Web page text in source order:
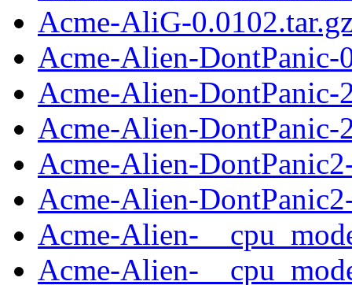
Acme-AliG-
Acme-Alien-DontPanic-
Acme-Alien-DontPanic-
Acme-Alien-DontPanic-
Acme-Alien-
Acme-Alien-
Acme-Alien-
Acme-Alien-